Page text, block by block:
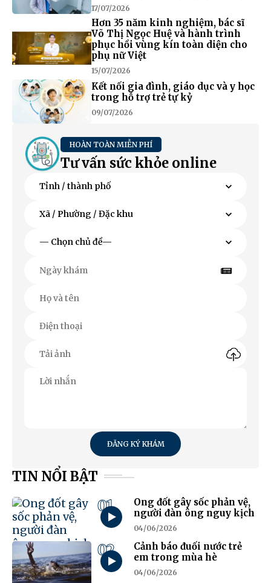
17/07/2026
Hơn 35 năm kinh nghiệm, bác sĩ
Võ Thị Ngọc Huệ và hành trình
phục hồi vùng kín toàn diện cho
phụ nữ Việt
15/07/2026
Kết nối gia đình, giáo dục và y học
trong hỗ trợ trẻ tự kỷ
09/07/2026
HOÀN TOÀN MIỄN PHÍ
Tư vấn sức khỏe online
ĐĂNG KÝ KHÁM
TIN NỔI BẬT
01
Ong đốt gây sốc phản vệ,
người đàn ông nguy kịch
04/06/2026
02
Cảnh báo đuối nước trẻ
em trong mùa hè
04/06/2026